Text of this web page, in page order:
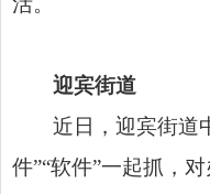
迎宾街道
近日，迎宾街道
件”“软件”一起抓，